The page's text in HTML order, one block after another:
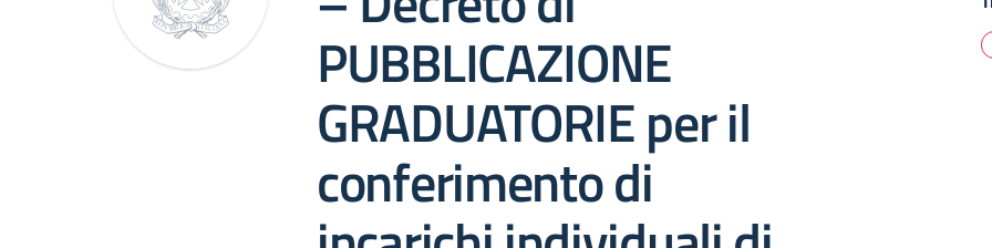
PUBBLICAZIONE
GRADUATORIE per il
conferimento di